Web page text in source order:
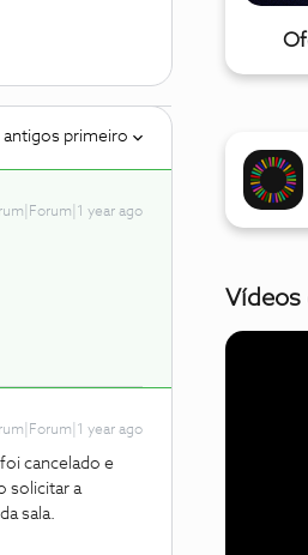
antigos primeiro
year ago
year ago
cancelado e
solicitar a
sala.
Vídeos